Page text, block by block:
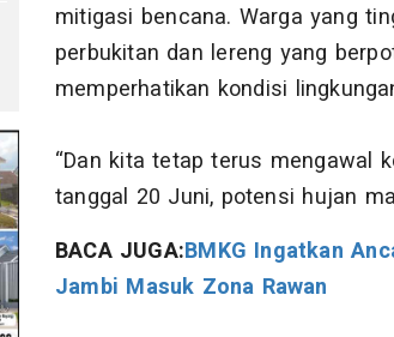
mitigasi bencana. Warga yang
perbukitan dan lereng yang
memperhatikan kondisi
“Dan kita tetap terus mengawal
tanggal 20 Juni, potensi hujan
BACA JUGA:BMKG Ingatkan
Jambi Masuk Zona Rawan